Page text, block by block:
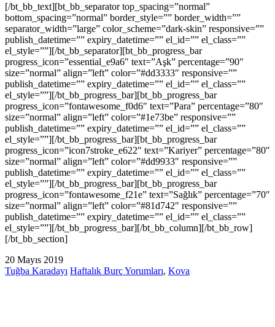
[/bt_bb_text][bt_bb_separator top_spacing=”normal”
bottom_spacing=”normal” border_style=”” border_width=””
separator_width=”large” color_scheme=”dark-skin” responsive=””
publish_datetime=”” expiry_datetime=”” el_id=”” el_class=””
el_style=””][/bt_bb_separator][bt_bb_progress_bar
progress_icon=”essential_e9a6″ text=”Aşk” percentage=”90″
size=”normal” align=”left” color=”#dd3333″ responsive=””
publish_datetime=”” expiry_datetime=”” el_id=”” el_class=””
el_style=””][/bt_bb_progress_bar][bt_bb_progress_bar
progress_icon=”fontawesome_f0d6″ text=”Para” percentage=”80″
size=”normal” align=”left” color=”#1e73be” responsive=””
publish_datetime=”” expiry_datetime=”” el_id=”” el_class=””
el_style=””][/bt_bb_progress_bar][bt_bb_progress_bar
progress_icon=”icon7stroke_e622″ text=”Kariyer” percentage=”80″
size=”normal” align=”left” color=”#dd9933″ responsive=””
publish_datetime=”” expiry_datetime=”” el_id=”” el_class=””
el_style=””][/bt_bb_progress_bar][bt_bb_progress_bar
progress_icon=”fontawesome_f21e” text=”Sağlık” percentage=”70″
size=”normal” align=”left” color=”#81d742″ responsive=””
publish_datetime=”” expiry_datetime=”” el_id=”” el_class=””
el_style=””][/bt_bb_progress_bar][/bt_bb_column][/bt_bb_row]
[/bt_bb_section]
20 Mayıs 2019
Tuğba Karadayı Haftalık Burç Yorumları, Kova